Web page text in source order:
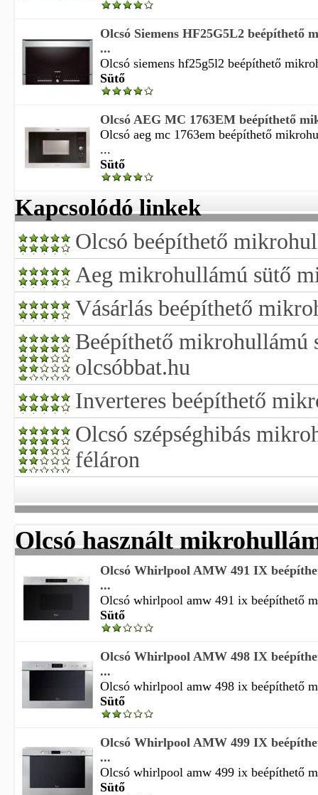
Olcsó Siemens HF25G5L2 beépíthető
...
Olcsó siemens hf25g5l2 beépíthető
Sütő
Olcsó AEG MC 1763EM beépíthető
Olcsó aeg mc 1763em beépíthető
...
Sütő
Kapcsolódó linkek
Olcsó beépíthető
Aeg mikrohullámú sütő
Vásárlás beépíthető
Beépíthető mikrohullámú
olcsóbbat.hu
Inverteres beépíthető
Olcsó szépséghibás
féláron
Olcsó használt
Olcsó Whirlpool AMW 491 IX
...
Olcsó whirlpool amw 491 ix beépíthető
Sütő
Olcsó Whirlpool AMW 498 IX
...
Olcsó whirlpool amw 498 ix beépíthető
Sütő
Olcsó Whirlpool AMW 499 IX
...
Olcsó whirlpool amw 499 ix beépíthető
Sütő